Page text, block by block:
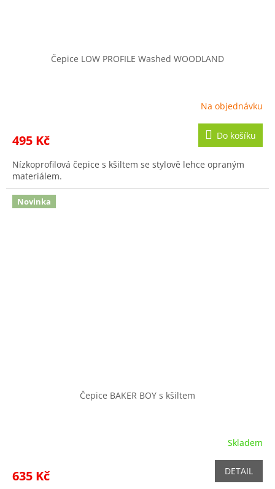
Čepice LOW PROFILE Washed WOODLAND
Na objednávku
495 Kč Do košíku
Nízkoprofilová čepice s kšiltem se stylově lehce opraným
materiálem.
Novinka
Čepice BAKER BOY s kšiltem
Skladem
635 Kč DETAIL